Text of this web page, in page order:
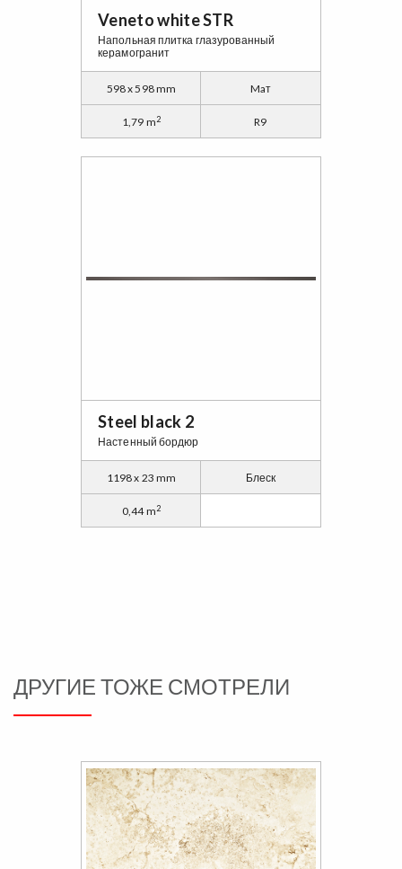
Veneto white STR
Напольная плитка глазурованный
керамогранит
598 x 598 mm Maт
1,79 m2 R9
Steel black 2
Настенный бордюр
1198 x 23 mm Блеск
0,44 m2
ДРУГИЕ ТОЖЕ СМОТРЕЛИ